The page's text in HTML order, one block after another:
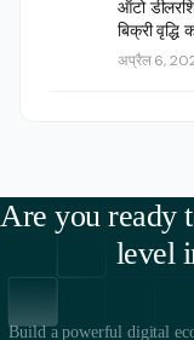
ऑटो
बिक्री वृद्धि
अप्रैल 6,
Are you ready
level
Build a powerful digital